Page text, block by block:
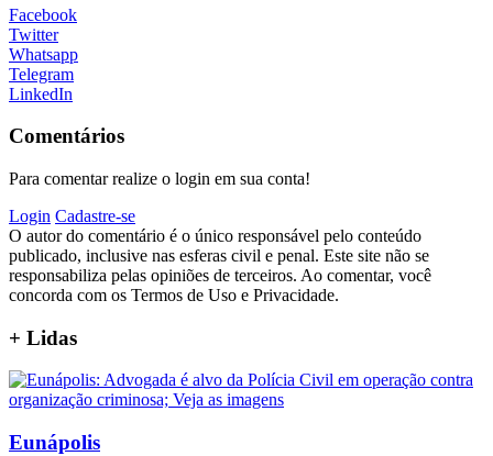
Facebook
Twitter
Whatsapp
Telegram
LinkedIn
Comentários
Para comentar realize o login em sua conta!
Login Cadastre-se
O autor do comentário é o único responsável pelo conteúdo
publicado, inclusive nas esferas civil e penal. Este site não se
responsabiliza pelas opiniões de terceiros. Ao comentar, você
concorda com os Termos de Uso e Privacidade.
+ Lidas
Eunápolis